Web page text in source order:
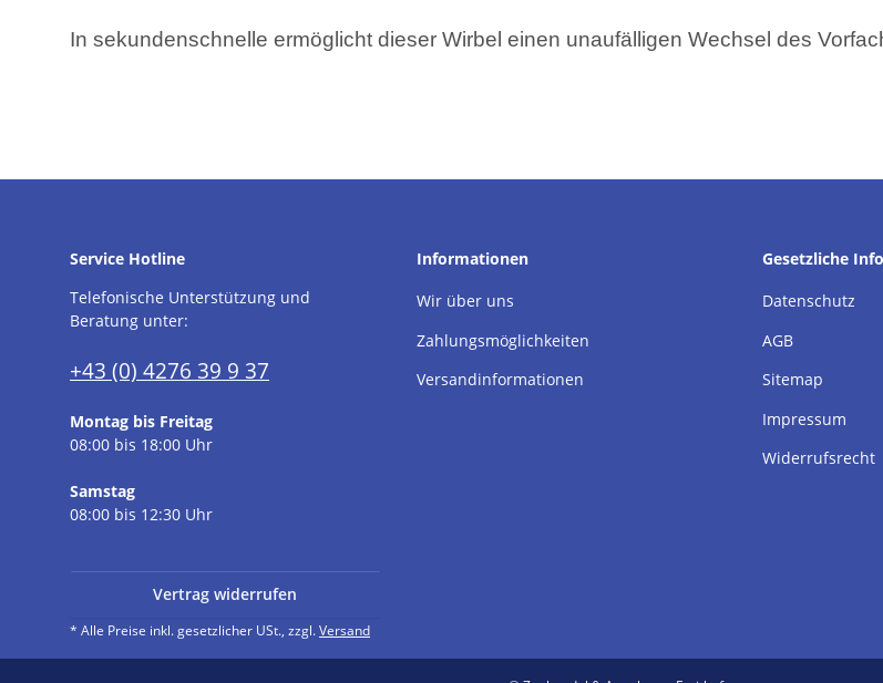
In sekundenschnelle ermöglicht dieser Wirbel einen unaufälligen Wechsel des
Service Hotline
Telefonische Unterstützung und
Beratung unter:
+43 (0) 4276 39 9 37
Montag bis Freitag
08:00 bis 18:00 Uhr
Samstag
08:00 bis 12:30 Uhr
Informationen
Wir über uns
Zahlungsmöglichkeiten
Versandinformationen
Gesetzliche
Datenschutz
AGB
Sitemap
Impressum
Widerrufsrecht
Vertrag widerrufen
* Alle Preise inkl. gesetzlicher USt., zzgl.Versand